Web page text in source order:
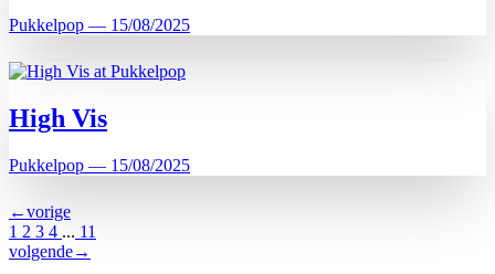
Pukkelpop — 15/08/2025
High Vis
Pukkelpop — 15/08/2025
←vorige
1 2 3 4 ... 11
volgende→